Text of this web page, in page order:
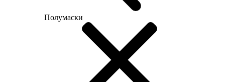
Полумаски